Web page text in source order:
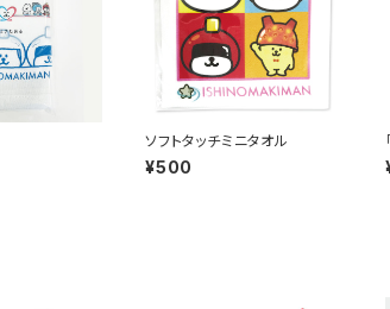
ソフトタッチミニタオル
¥500